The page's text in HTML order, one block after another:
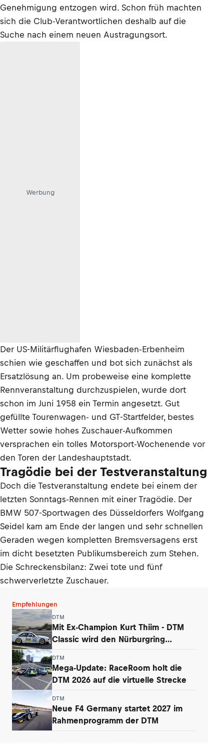
Genehmigung entzogen wird. Schon früh machten
sich die Club-Verantwortlichen deshalb auf die
Suche nach einem neuen Austragungsort.
Werbung
Der US-Militärflughafen Wiesbaden-Erbenheim
schien wie geschaffen und bot sich zunächst als
Ersatzlösung an. Um probeweise eine komplette
Rennveranstaltung durchzuspielen, wurde dort
schon im Juni 1958 ein Termin angesetzt. Gut
gefüllte Tourenwagen- und GT-Startfelder, bestes
Wetter sowie hohes Zuschauer-Aufkommen
versprachen ein tolles Motorsport-Wochenende vor
den Toren der Landeshauptstadt.
Tragödie bei der Testveranstaltung
Doch die Testveranstaltung endete bei einem der
letzten Sonntags-Rennen mit einer Tragödie. Der
BMW 507-Sportwagen des Düsseldorfers Wolfgang
Seidel kam am Ende der langen und sehr schnellen
Geraden wegen kompletten Bremsversagens erst
im dicht besetzten Publikumsbereich zum Stehen.
Die Schreckensbilanz: Zwei tote und fünf
schwerverletzte Zuschauer.
Empfehlungen
DTM
Mit Ex-Champion Kurt Thiim - DTM
Classic wird den Nürburgring
DTM
Mega-Update: RaceRoom holt die
DTM 2026 auf die virtuelle Strecke
DTM
Neue F4 Germany startet 2027 im
Rahmenprogramm der DTM